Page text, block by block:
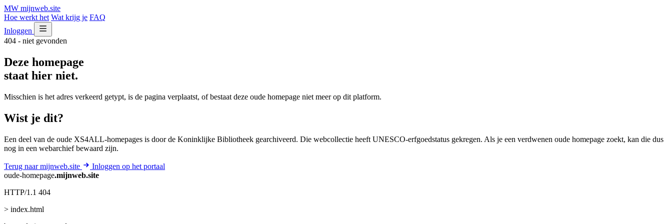
MW mijnweb.site
Hoe werkt het Wat krijg je FAQ
Inloggen
404 - niet gevonden
Deze homepage
staat hier niet.
Misschien is het adres verkeerd getypt, is de pagina verplaatst, of bestaat deze oude homepage niet meer op dit platform.
Wist je dit?
Een deel van de oude XS4ALL-homepages is door de Koninklijke Bibliotheek gearchiveerd. Die webcollectie heeft UNESCO-erfgoedstatus gekregen. Als je een verdwenen oude homepage zoekt, kan die dus
nog in een webarchief bewaard zijn.
Terug naar mijnweb.site
Inloggen op het portaal
oude-homepage.mijnweb.site
HTTP/1.1 404
> index.html